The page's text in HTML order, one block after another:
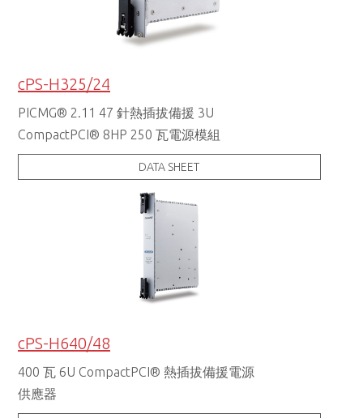
cPS-H325/24
PICMG® 2.11 47 針熱插拔備援 3U
CompactPCI® 8HP 250 瓦電源模組
DATA SHEET
cPS-H640/48
400 瓦 6U CompactPCI® 熱插拔備援電源
供應器